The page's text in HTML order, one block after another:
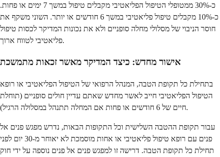
כ-30% ממטופלי הטיפול הפליאטיבי מקבלים טיפול במשך 7 ימים או פחות.
כ-10% מקבלים טיפול פליאטיבי במשך 6 חודשים או יותר. השוני משקף את
חוסר הניבוי של מסלולי מחלה סופניים ולא את נכונות המדיקר לכסות טיפול
פליאטיבי לטווח ארוך.
אישור מחדש: כיצד המדיקר מאשר זכאות מתמשכת
בתחילת כל תקופת הטבה, המנהל הרפואי של הטיפול הפליאטיבי או רופא
הטיפול הפליאטיבי חייב לאשר מחדש שאתם עדיין חולים סופניים (תוחלת
חיים של 6 חודשים או פחות אם המחלה תתנהל במסלולה הרגיל).
עבור תקופת ההטבה השלישית וכל התקופות הבאות, נדרש מפגש פנים אל
פנים עם רופא טיפול פליאטיבי או אחות מוסמכת לא יאוחר מ-30 יום לפני
תחילת כל תקופת הטבה. דרישה זו למפגש פנים אל פנים נוספה על ידי חוק